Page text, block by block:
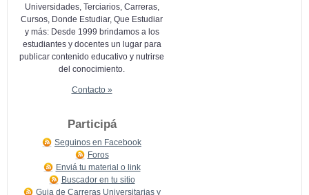
Universidades, Terciarios, Carreras,
Cursos, Donde Estudiar, Que Estudiar
y más: Desde 1999 brindamos a los
estudiantes y docentes un lugar para
publicar contenido educativo y nutrirse
del conocimiento.
Contacto »
Participá
Seguinos en Facebook
Foros
Enviá tu material o link
Buscador en tu sitio
Guia de Carreras Universitarias y